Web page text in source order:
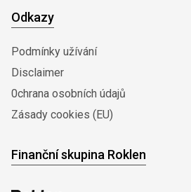
Odkazy
Podmínky užívání
Disclaimer
0chrana osobních údajů
Zásady cookies (EU)
Finanční skupina Roklen